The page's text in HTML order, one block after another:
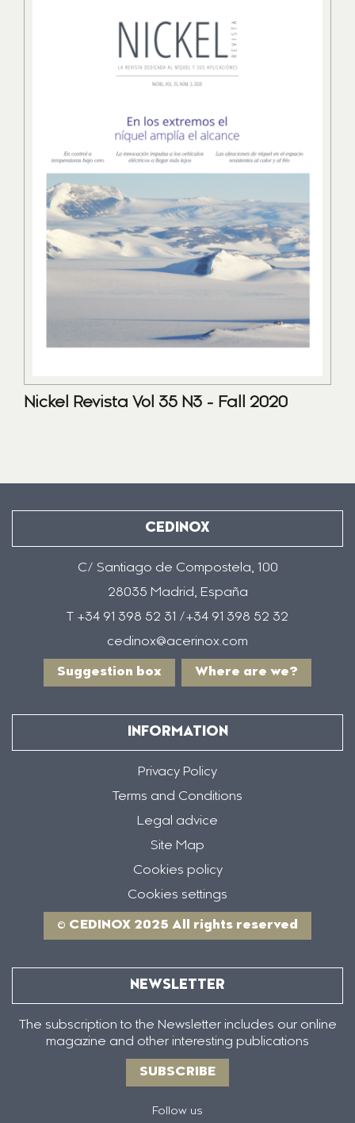
Nickel Revista Vol 35 N3 - Fall 2020
CEDINOX
C/ Santiago de Compostela, 100
28035 Madrid, España
T +34 91 398 52 31 /+34 91 398 52 32
cedinox@acerinox.com
Suggestion box Where are we?
INFORMATION
Privacy Policy
Terms and Conditions
Legal advice
Site Map
Cookies policy
Cookies settings
© CEDINOX 2025 All rights reserved
NEWSLETTER
The subscription to the Newsletter includes our online
magazine and other interesting publications
SUBSCRIBE
Follow us